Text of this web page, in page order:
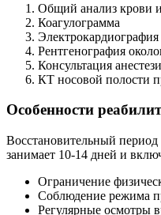
Общий анализ крови
Коагулограмма
Электрокардиография
Рентгенография
Консультация
КТ носовой полости
Особенности
Восстановительный
занимает 10-14 дней и
Ограничение
Соблюдение режима
Регулярные осмотры